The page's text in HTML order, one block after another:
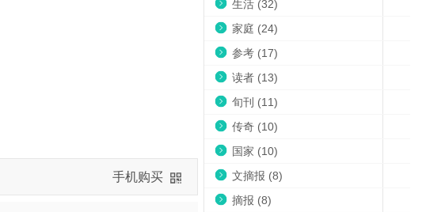
手机购买
生活 (32)
家庭 (24)
参考 (17)
读者 (13)
旬刊 (11)
传奇 (10)
国家 (10)
文摘报 (8)
摘报 (8)